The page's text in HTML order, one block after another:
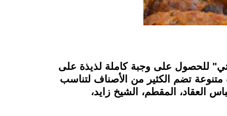
للحصول على وجبة كاملة لذيذة على
تضم الكثير من الأصناف لتناسب
العقاد، المقطم، الشيخ زايد،